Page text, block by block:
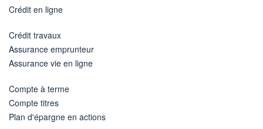
Crédit en ligne
Crédit travaux
Assurance emprunteur
Assurance vie en ligne
Compte à terme
Compte titres
Plan d'épargne en actions